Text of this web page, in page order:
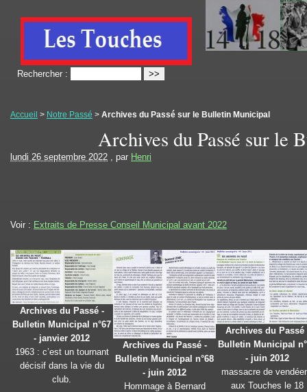
Rechercher :
Accueil > Notre Passé > Archives du Passé sur le Bulletin Municipal
Archives du Passé sur le
lundi 26 septembre 2022 , par Henri
Voir : Extraits de Presse Conseil Municipal avant 2022
Archives du Passé -
Bulletin Municipal n°67
- janvier 2012
1963 : c’est un tournant
décisif dans la vie du
club.
Archives du Passé -
Bulletin Municipal n°68
- juin 2012
Hommage à Bernard
Archives du Passé
Bulletin Municipal
- juin 2012
massacre de
aux Touches le 18